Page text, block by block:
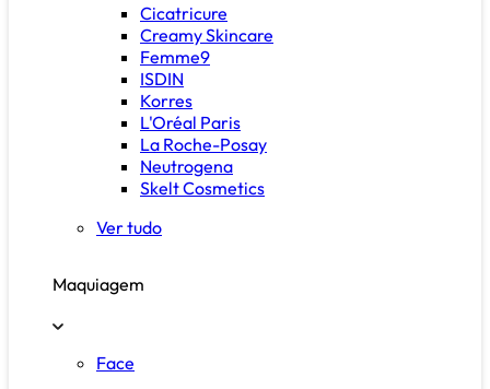
Cicatricure
Creamy Skincare
Femme9
ISDIN
Korres
L'Oréal Paris
La Roche-Posay
Neutrogena
Skelt Cosmetics
Ver tudo
Maquiagem
Face